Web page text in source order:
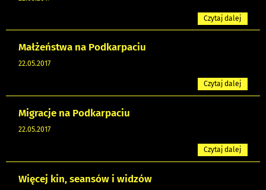
Czytaj dalej
Małżeństwa na Podkarpaciu
22.05.2017
Czytaj dalej
Migracje na Podkarpaciu
22.05.2017
Czytaj dalej
Więcej kin, seansów i widzów